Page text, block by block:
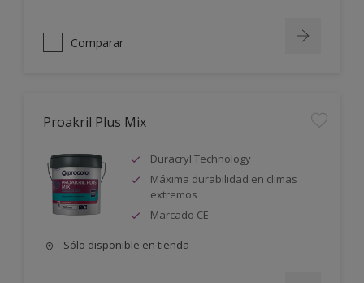
Comparar
Proakril Plus Mix
Duracryl Technology
Máxima durabilidad en climas
extremos
Marcado CE
Sólo disponible en tienda